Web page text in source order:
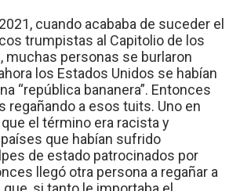
cuando acababa de suceder el
trumpistas al Capitolio de los
muchas personas se burlaron
los Estados Unidos se habían
“república bananera”. Entonces
regañando a esos tuits. Uno en
el término era racista y
que habían sufrido
de estado patrocinados por
llegó otra persona a regañar a